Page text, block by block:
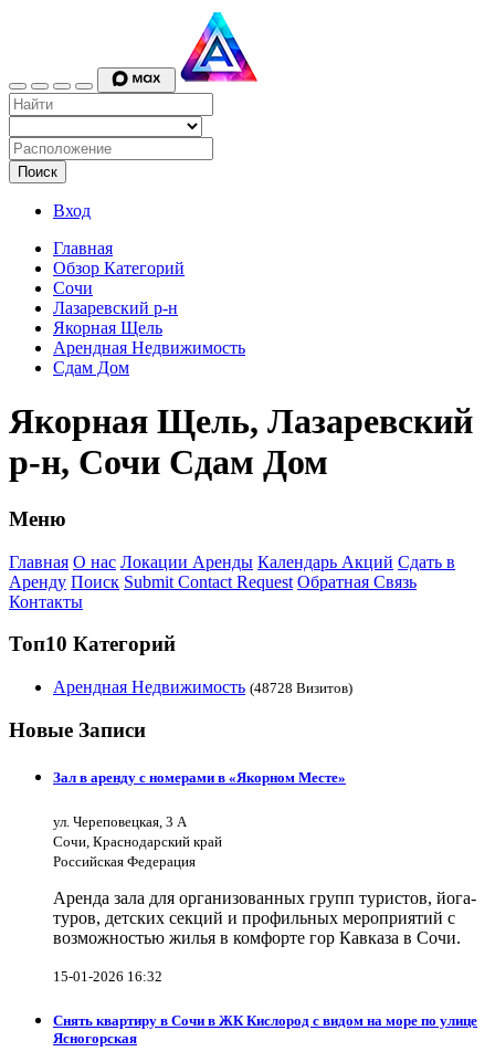
Поиск
Вход
Главная
Обзор Категорий
Сочи
Лазаревский р-н
Якорная Щель
Арендная Недвижимость
Сдам Дом
Якорная Щель, Лазаревский
р-н, Сочи Сдам Дом
Меню
Главная О нас Локации Аренды Календарь Акций Сдать в
Аренду Поиск Submit Contact Request Обратная Связь
Контакты
Топ10 Категорий
Арендная Недвижимость (48728 Визитов)
Новые Записи
Зал в аренду с номерами в «Якорном Месте»
ул. Череповецкая, 3 А
Сочи, Краснодарский край
Российская Федерация
Аренда зала для организованных групп туристов, йога-
туров, детских секций и профильных мероприятий с
возможностью жилья в комфорте гор Кавказа в Сочи.
15-01-2026 16:32
Снять квартиру в Сочи в ЖК Кислород с видом на море по улице
Ясногорская